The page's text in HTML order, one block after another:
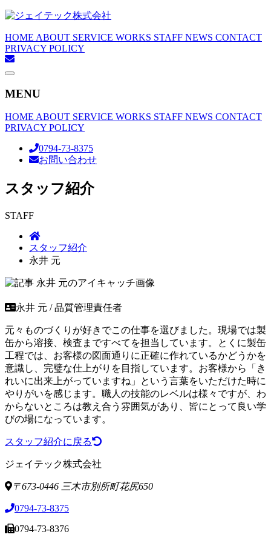
HOME ABOUT SERVICE WORKS STAFF NEWS CONTACT
PRIVACY POLICY
メ
ニ
ュ
MENU
HOME ABOUT SERVICE WORKS STAFF NEWS CONTACT
PRIVACY POLICY
0794-73-8375
お問い合わせ
スタッフ紹介
STAFF
スタッフ紹介
永井 元
永井 元 / 品質管理責任者
元々ものづくりが好きでこの仕事を選びました。現場では製
缶から溶接、検査まですべてを担当しています。とくに製缶
工程では、お客様の図面通りに正確に作れているかどうかを
意識し、完璧な仕上がりを目指しています。お客様から「き
れいに出来上がっていますね」という言葉をいただけた時に
やりがいを感じます。職人の技能のレベルは様々ですが、わ
からないところは教え合う雰囲気があり、皆にとって良い学
びの場になっています。
スタッフ紹介に戻る
ジェイテック株式会社
〒673-0446 三木市別所町花尻650
0794-73-8375
0794-73-8376